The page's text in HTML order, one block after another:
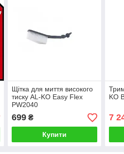
Щітка для миття високого
тиску AL-KO Easy Flex
PW2040
699₴
Купити
KO
7